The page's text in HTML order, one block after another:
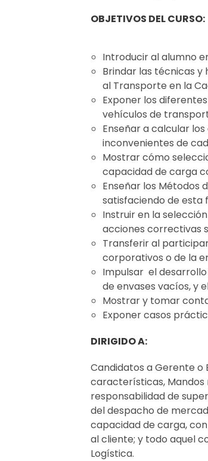
OBJETIVOS DEL CURSO:
Introducir al alumno
Brindar las técnicas
al Transporte en la
Exponer los
vehículos de
Enseñar a calcular
inconvenientes de
Mostrar cómo
capacidad de carga
Enseñar los Métodos
satisfaciendo de esta
Instruir en la
acciones correctivas
Transferir al
corporativos o de la
Impulsar el
de envases vacíos, y
Mostrar y tomar
Exponer casos
DIRIGIDO A:
Candidatos a Gerente o
características, Mandos
responsabilidad de
del despacho de
capacidad de carga,
al cliente; y todo aquel
Logística.